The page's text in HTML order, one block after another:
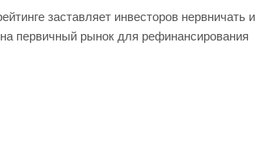
заставляет инвесторов нервничать и
первичный рынок для рефинансирования